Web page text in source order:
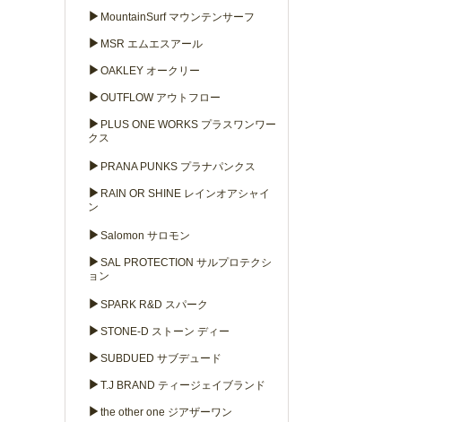
▶ MountainSurf マウンテンサーフ
▶ MSR エムエスアール
▶ OAKLEY オークリー
▶ OUTFLOW アウトフロー
▶ PLUS ONE WORKS プラスワンワー
クス
▶ PRANA PUNKS プラナパンクス
▶ RAIN OR SHINE レインオアシャイ
ン
▶ Salomon サロモン
▶ SAL PROTECTION サルプロテクシ
ョン
▶ SPARK R&D スパーク
▶ STONE-D ストーン ディー
▶ SUBDUED サブデュード
▶ T.J BRAND ティージェイブランド
▶ the other one ジアザーワン